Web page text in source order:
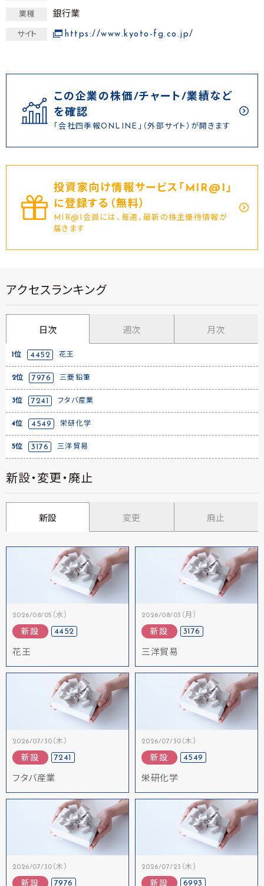
業種 銀行業
サイト https://www.kyoto-fg.co.jp/
この企業の株価/チャート/業績など
を確認
「会社四季報ONLINE」（外部サイト）が開きます
投資家向け情報サービス｢MIR@I｣
に登録する（無料）
MIR@I会員には、毎週、最新の株主優待情報が
届きます
アクセスランキング
日次 週次 月次
1位 4452 花王
2位 7976 三菱鉛筆
3位 7241 フタバ産業
4位 4549 栄研化学
5位 3176 三洋貿易
新設・変更・廃止
新設 変更 廃止
2026/08/05（水）
新設 4452
花王
2026/08/03（月）
新設 3176
三洋貿易
2026/07/30（木）
新設 7241
フタバ産業
2026/07/30（木）
新設 4549
栄研化学
2026/07/30（木）
新設 7976
2026/07/23（木）
新設 6993